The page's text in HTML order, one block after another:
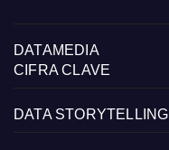
DATAMEDIA
CIFRA CLAVE
DATA STORYTELLING